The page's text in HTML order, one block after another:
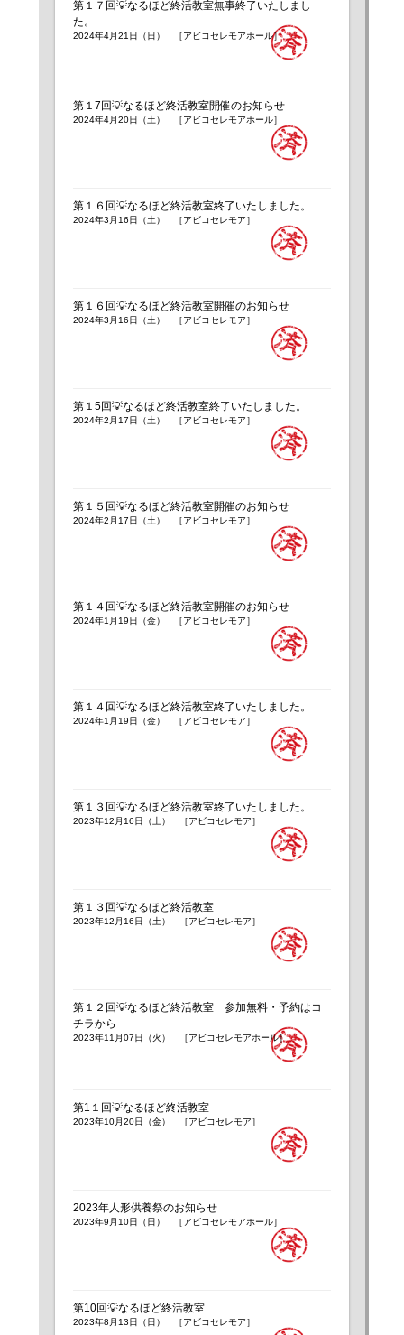
第１７回💡なるほど終活教室無事終了いたしまし
た。
2024年4月21日（日） ［アビコセレモアホール］
第１7回💡なるほど終活教室開催のお知らせ
2024年4月20日（土） ［アビコセレモアホール］
第１６回💡なるほど終活教室終了いたしました。
2024年3月16日（土） ［アビコセレモア］
第１６回💡なるほど終活教室開催のお知らせ
2024年3月16日（土） ［アビコセレモア］
第１5回💡なるほど終活教室終了いたしました。
2024年2月17日（土） ［アビコセレモア］
第１５回💡なるほど終活教室開催のお知らせ
2024年2月17日（土） ［アビコセレモア］
第１４回💡なるほど終活教室開催のお知らせ
2024年1月19日（金） ［アビコセレモア］
第１４回💡なるほど終活教室終了いたしました。
2024年1月19日（金） ［アビコセレモア］
第１３回💡なるほど終活教室終了いたしました。
2023年12月16日（土） ［アビコセレモア］
第１３回💡なるほど終活教室
2023年12月16日（土） ［アビコセレモア］
第１２回💡なるほど終活教室 参加無料・予約はコ
チラから
2023年11月07日（火） ［アビコセレモアホール］
第1１回💡なるほど終活教室
2023年10月20日（金） ［アビコセレモア］
2023年人形供養祭のお知らせ
2023年9月10日（日） ［アビコセレモアホール］
第10回💡なるほど終活教室
2023年8月13日（日） ［アビコセレモア］